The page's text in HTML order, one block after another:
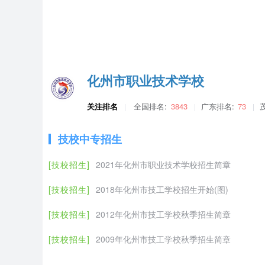
化州市职业技术学校
关注排名 全国排名: 3843 广东排名: 73
技校中专招生
[技校招生] 2021年化州市职业技术学校招生简章
[技校招生] 2018年化州市技工学校招生开始(图)
[技校招生] 2012年化州市技工学校秋季招生简章
[技校招生] 2009年化州市技工学校秋季招生简章